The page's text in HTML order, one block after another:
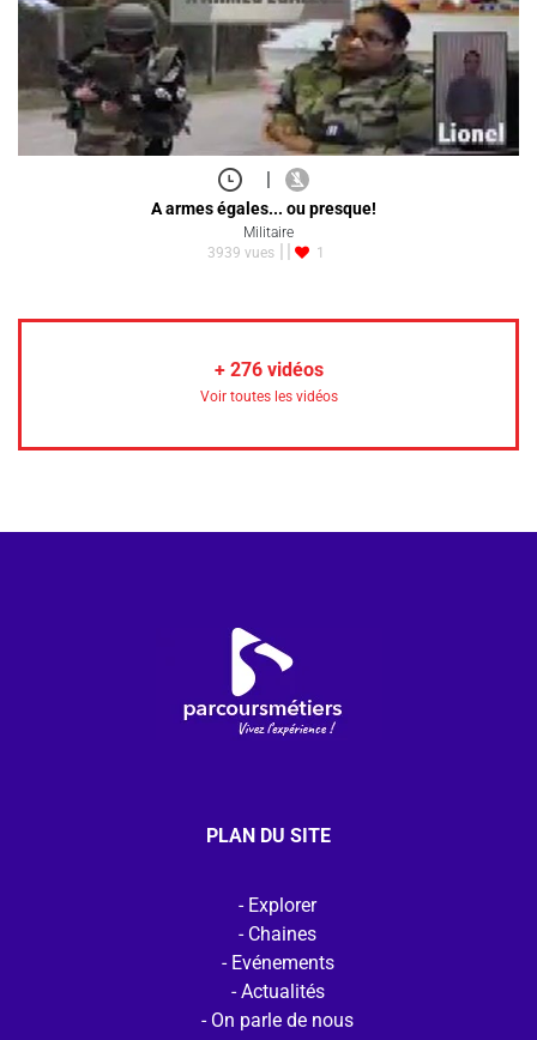
|
A armes égales... ou presque!
Militaire
3939 vues
1
+ 276vidéos
Voir toutes les vidéos
PLAN DU SITE
Explorer
Chaines
Evénements
Actualités
On parle de nous